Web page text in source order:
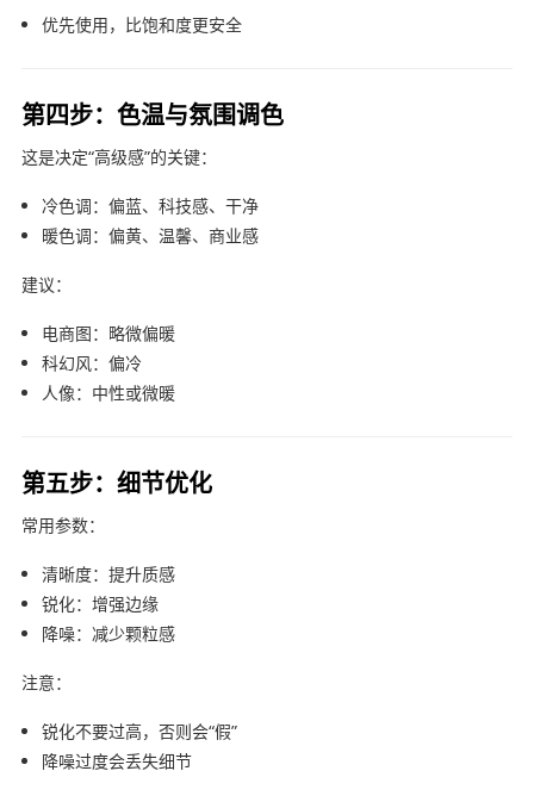
优先使用，比饱和度更安全
第四步：色温与氛围调色
这是决定“高级感”的关键：
冷色调：偏蓝、科技感、干净
暖色调：偏黄、温馨、商业感
建议：
电商图：略微偏暖
科幻风：偏冷
人像：中性或微暖
第五步：细节优化
常用参数：
清晰度：提升质感
锐化：增强边缘
降噪：减少颗粒感
注意：
锐化不要过高，否则会“假”
降噪过度会丢失细节